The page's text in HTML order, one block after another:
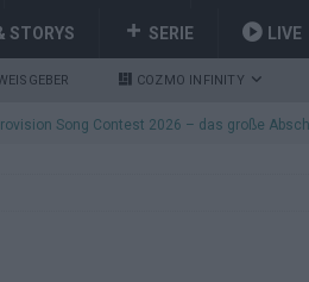
STORYS SERIE LIVE
COZMO INFINITY
Song Contest 2026 – das große